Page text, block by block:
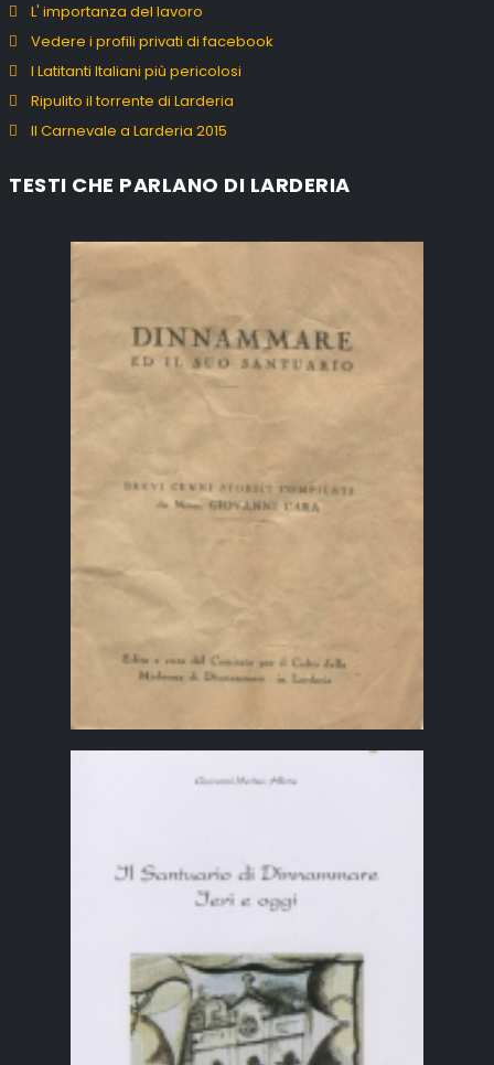
L' importanza del lavoro
Vedere i profili privati di facebook
I Latitanti Italiani più pericolosi
Ripulito il torrente di Larderia
Il Carnevale a Larderia 2015
TESTI CHE PARLANO DI LARDERIA